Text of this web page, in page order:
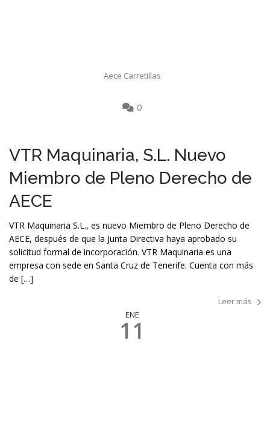
Aece Carretillas
0
VTR Maquinaria, S.L. Nuevo
Miembro de Pleno Derecho de
AECE
VTR Maquinaria S.L., es nuevo Miembro de Pleno Derecho de
AECE, después de que la Junta Directiva haya aprobado su
solicitud formal de incorporación. VTR Maquinaria es una
empresa con sede en Santa Cruz de Tenerife. Cuenta con más
de […]
Leer más
ENE
11